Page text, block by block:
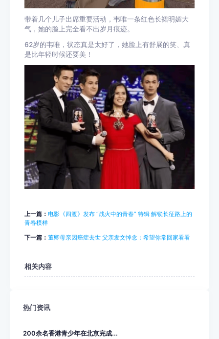
带着几个儿子出席重要活动，韦唯一条红色长裙明媚大
气，她的脸上完全看不出岁月痕迹。
62岁的韦唯，状态真是太好了，她脸上有舒展的笑、真
是比年轻时候还要美！
上一篇： 电影《四渡》发布 “战火中的青春” 特辑 解锁长征路上的
青春模样
下一篇： 董卿母亲因癌症去世 父亲发文悼念：希望你常回家看看
相关内容
热门资讯
200余名香港青少年在北京完成...